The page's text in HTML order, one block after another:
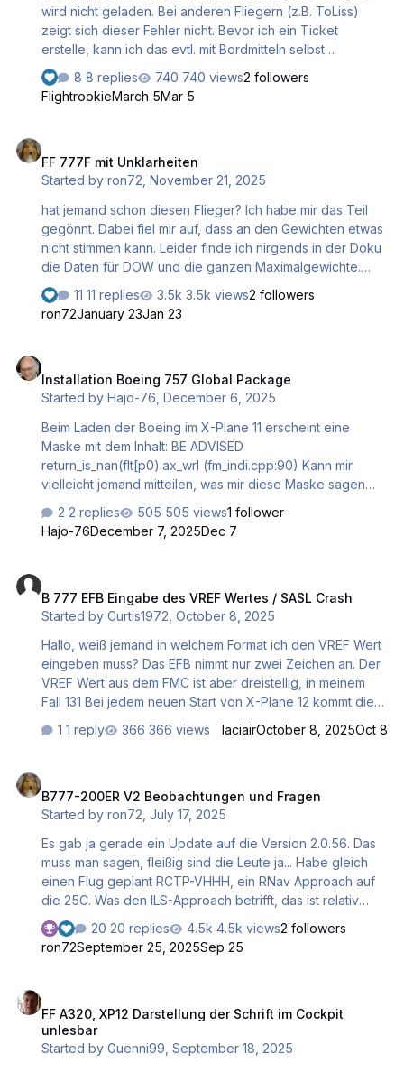
wird nicht geladen. Bei anderen Fliegern (z.B. ToLiss)
zeigt sich dieser Fehler nicht. Bevor ich ein Ticket
erstelle, kann ich das evtl. mit Bordmitteln selbst
beheben? Hier die Log.txt Log.txt Edit: Dieser Fehler tritt
nach dem Update auf 2.03.17 auf
8 replies 740 views2 followers
FlightrookieMarch 5Mar 5
FF 777F mit Unklarheiten
Started byron72,November 21, 2025
hat jemand schon diesen Flieger? Ich habe mir das Teil
gegönnt. Dabei fiel mir auf, dass an den Gewichten etwas
nicht stimmen kann. Leider finde ich nirgends in der Doku
die Daten für DOW und die ganzen Maximalgewichte.
Kann jemand helfen?
11 replies 3.5k views2 followers
ron72January 23Jan 23
Installation Boeing 757 Global Package
Started by Hajo-76, December 6, 2025
Beim Laden der Boeing im X-Plane 11 erscheint eine
Maske mit dem Inhalt: BE ADVISED
return_is_nan(flt[p0).ax_wrl (fm_indi.cpp:90) Kann mir
vielleicht jemand mitteilen, was mir diese Maske sagen
2 replies 505 views1 follower
Hajo-76December 7, 2025Dec 7
B 777 EFB Eingabe des VREF Wertes / SASL Crash
Started byCurtis1972 ,October 8, 2025
Hallo, weiß jemand in welchem Format ich den VREF Wert
eingeben muss? Das EFB nimmt nur zwei Zeichen an. Der
VREF Wert aus dem FMC ist aber dreistellig, in meinem
Fall 131 Bei jedem neuen Start von X-Plane 12 kommt die
Auswirkung, alles Parameter wurden beim beenden
Ich verstehe nicht, wann ich als Kapitän das Briefing
abhalten muss. Liebe Grüße
1 reply 366 views laciairOctober 8, 2025Oct 8
B777-200ER V2 Beobachtungen und Fragen
Started byron72 ,July 17, 2025
Es gab ja gerade ein Update auf die Version 2.0.56. Das
muss man sagen, fleißig sind die Leute ja... Habe gleich
einen Flug geplant RCTP-VHHH, ein RNav Approach auf
die 25C. Was den ILS-Approach betrifft, das ist relativ
simpel. Aber beim RNav, da ist mir noch einiges unklar. Ich
nahm als Basis die Anflugkarte aus Navigraph RNP Z RWY
25C (LNAV/VNAV only). Kommend über RIVMI nach
vorgegangen: Landekonfiguration abgeschlossen Bei
HH835 den Altitude Selektor auf 600´ Drücken von APP
Zwar flog der Flieger fast fußgenau d…
20 replies 4.5k views2 followers
ron72September 25, 2025Sep 25
FF A320, XP12 Darstellung der Schrift im Cockpit
unlesbar
Started byGuenni99 ,September 18, 2025